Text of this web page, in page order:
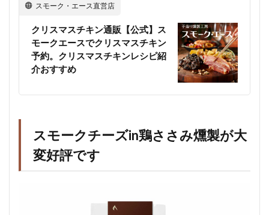
スモーク・エース直営店
クリスマスチキン通販【公式】ス
モークエースでクリスマスチキン
予約。クリスマスチキンレシピ紹
介おすすめ
スモークチーズin鶏ささみ燻製が大
変好評です